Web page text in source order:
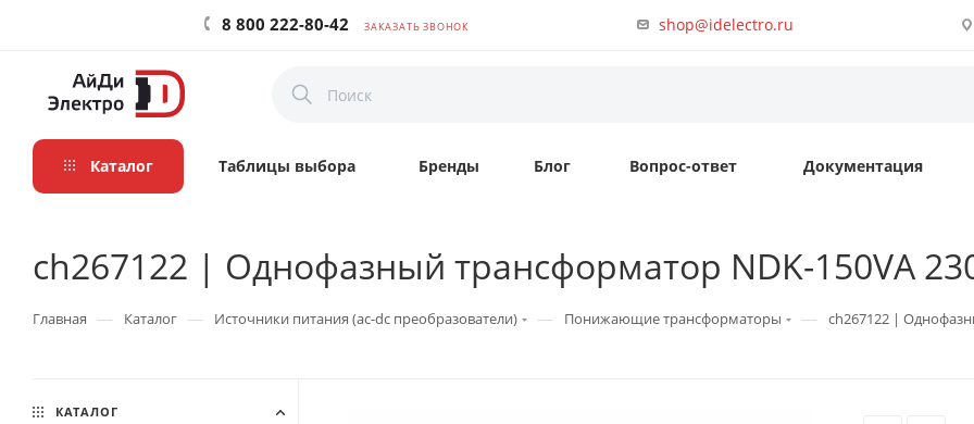
8 800 222-80-42 ЗАКАЗАТЬ ЗВОНОК shop@idelectro.ru
Каталог Таблицы выбора Бренды Блог Вопрос-ответ Документация
ch267122 | Однофазный трансформатор NDK-150VA
Главная — Каталог — Источники питания (ac-dc преобразователи) — Понижающие трансформаторы — ch267122 |
КАТАЛОГ